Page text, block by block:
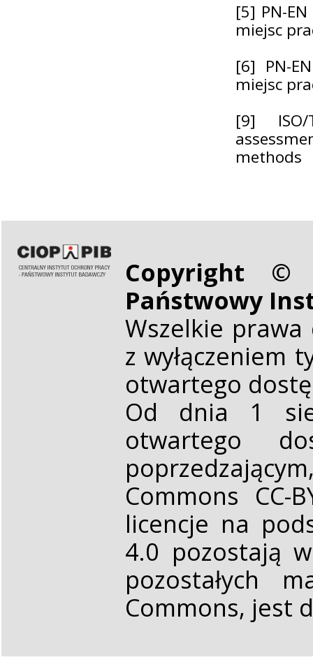
[5] PN-
miejsc
[6] PN-
miejsc
[9] ISO/
methods
Copyright ©
Państwowy
Wszelkie
z wyłączeniem
otwartego
Od dnia 1
otwartego
Commons CC-
licencje na
4.0 pozostają
pozostałych
Commons, jest